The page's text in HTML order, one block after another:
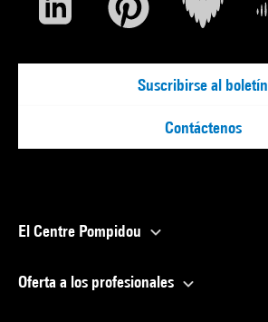
Suscribirse al boletín
Contáctenos
El Centre Pompidou
Oferta a los profesionales